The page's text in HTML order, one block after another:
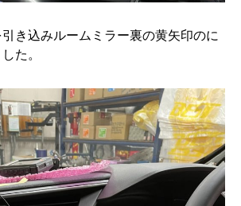
引き込みルームミラー裏の黄矢印のに
た。